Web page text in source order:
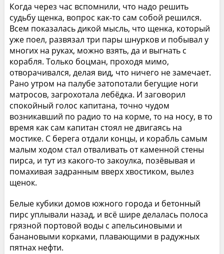
Когда через час вспомнили, что надо решить
судьбу щенка, вопрос как-то сам собой решился.
Всем показалась дикой мысль, что щенка, который
уже поел, развязал три пары шнурков и побывал у
многих на руках, можно взять, да и выгнать с
корабля. Только боцман, проходя мимо,
отворачивался, делая вид, что ничего не замечает.
Рано утром на палубе затопотали бегущие ноги
матросов, загрохотала лебёдка. И заговорил
спокойный голос капитана, точно чудом
возникавший по радио то на корме, то на носу, в то
время как сам капитан стоял не двигаясь на
мостике. С берега отдали концы, и корабль самым
малым ходом стал отваливать от каменной стены
пирса, и тут из какого-то закоулка, позёвывая и
помахивая задранным вверх хвостиком, вылез
щенок.
Белые кубики домов южного города и бетонный
пирс уплывали назад, и всё шире делалась полоса
грязной портовой воды с апельсиновыми и
банановыми корками, плавающими в радужных
пятнах нефти.